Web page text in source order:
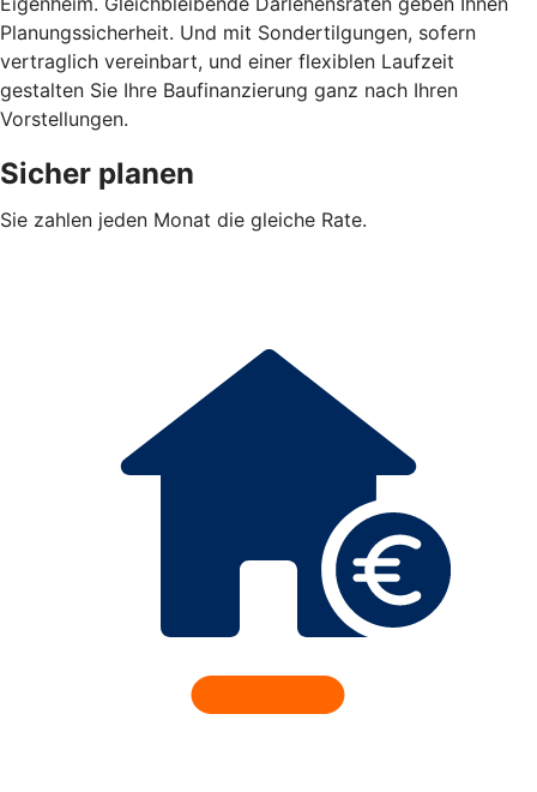
Planungssicherheit. Und mit Sondertilgungen, sofern
vertraglich vereinbart, und einer flexiblen Laufzeit
gestalten Sie Ihre Baufinanzierung ganz nach Ihren
Vorstellungen.
Sicher planen
Sie zahlen jeden Monat die gleiche Rate.